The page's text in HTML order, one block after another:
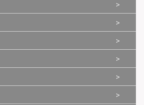
>
>
>
>
>
>